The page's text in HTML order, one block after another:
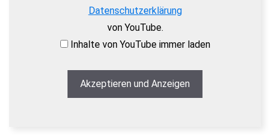
Datenschutzerklärung
von YouTube.
Inhalte von YouTube immer laden
Akzeptieren und Anzeigen